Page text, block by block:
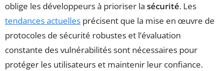
oblige les développeurs à prioriser la sécurité. Les
tendances actuelles précisent que la mise en œuvre de
protocoles de sécurité robustes et l’évaluation
constante des vulnérabilités sont nécessaires pour
protéger les utilisateurs et maintenir leur confiance.